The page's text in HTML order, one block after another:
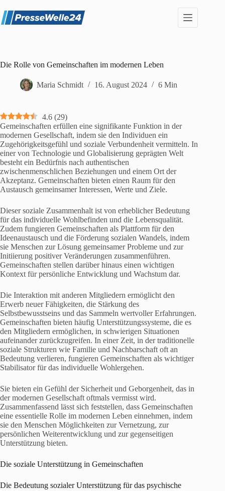
Inhalt
springen
Die Rolle von Gemeinschaften im modernen Leben
Maria Schmidt 16. August 2024 6 Min
4.6 (29)
Gemeinschaften erfüllen eine signifikante Funktion in der
modernen Gesellschaft, indem sie den Individuen ein
Zugehörigkeitsgefühl und soziale Verbundenheit vermitteln. In
einer von Technologie und Globalisierung geprägten Welt
besteht ein Bedürfnis nach authentischen
zwischenmenschlichen Beziehungen und einem Ort der
Akzeptanz. Gemeinschaften bieten einen Raum für den
Austausch gemeinsamer Interessen, Werte und Ziele.
Dieser soziale Zusammenhalt ist von erheblicher Bedeutung
für das individuelle Wohlbefinden und die Lebensqualität.
Zudem fungieren Gemeinschaften als Plattform für den
Ideenaustausch und die Förderung sozialen Wandels, indem
sie Menschen zur Lösung gemeinsamer Probleme und zur
Initiierung positiver Veränderungen zusammenführen.
Gemeinschaften stellen darüber hinaus einen wichtigen
Kontext für persönliche Entwicklung und Wachstum dar.
Die Interaktion mit anderen Mitgliedern ermöglicht den
Erwerb neuer Fähigkeiten, die Stärkung des
Selbstbewusstseins und das Sammeln wertvoller Erfahrungen.
Gemeinschaften bieten häufig Unterstützungssysteme, die es
den Mitgliedern ermöglichen, in schwierigen Situationen
aufeinander zurückzugreifen. In einer Zeit, in der traditionelle
soziale Strukturen wie Familie und Nachbarschaft oft an
Bedeutung verlieren, fungieren Gemeinschaften als wichtiger
Stabilisator für das individuelle Wohlergehen.
Sie bieten ein Gefühl der Sicherheit und Geborgenheit, das in
der modernen Gesellschaft oftmals vermisst wird.
Zusammenfassend lässt sich feststellen, dass Gemeinschaften
eine essentielle Rolle im modernen Leben einnehmen, indem
sie den Menschen Möglichkeiten zur Vernetzung, zur
persönlichen Weiterentwicklung und zur gegenseitigen
Unterstützung bieten.
Die soziale Unterstützung in Gemeinschaften
Die Bedeutung sozialer Unterstützung für das psychische